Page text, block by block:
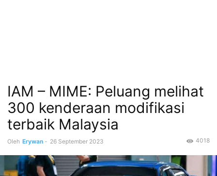
IAM – MIME: Peluang melihat
300 kenderaan modifikasi
terbaik Malaysia
Oleh Erywan - 26 September 2023 4018